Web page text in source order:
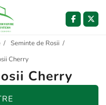
/ Seminte de Rosii /
Cherry
Cherry